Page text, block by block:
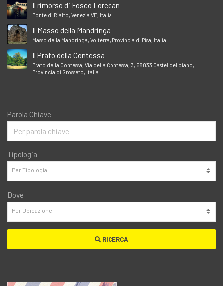
Il rimorso di Fosco Loredan
Ponte di Rialto, Venezia VE, Italia
Il Masso della Mandringa
Masso della Mandringa, Volterra, Provincia di Pisa, Italia
Il Prato della Contessa
Prato della Contessa, Via della Contessa, 3, 58033 Castel del piano,
Provincia di Grosseto, Italia
Parola Chiave
Tipologia
Dove
RICERCA